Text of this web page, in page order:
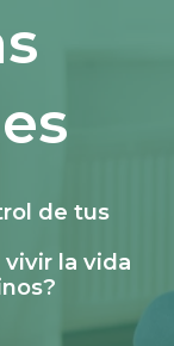
de tus
vivir la vida